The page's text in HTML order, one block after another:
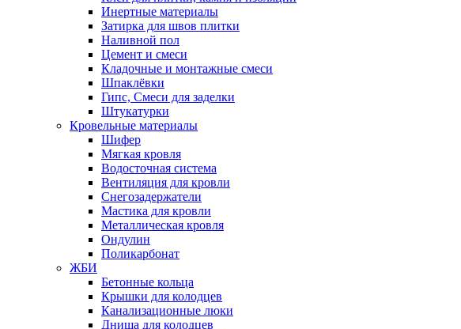
Инертные материалы
Затирка для швов плитки
Наливной пол
Цемент и смеси
Кладочные и монтажные смеси
Шпаклёвки
Гипс, Смеси для заделки
Штукатурки
Кровельные материалы
Шифер
Мягкая кровля
Водосточная система
Вентиляция для кровли
Снегозадержатели
Мастика для кровли
Металлическая кровля
Ондулин
Поликарбонат
ЖБИ
Бетонные кольца
Крышки для колодцев
Канализационные люки
Днища для колодцев